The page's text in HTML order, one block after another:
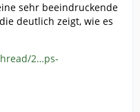
sehr beeindruckende
deutlich zeigt, wie es
2…ps-